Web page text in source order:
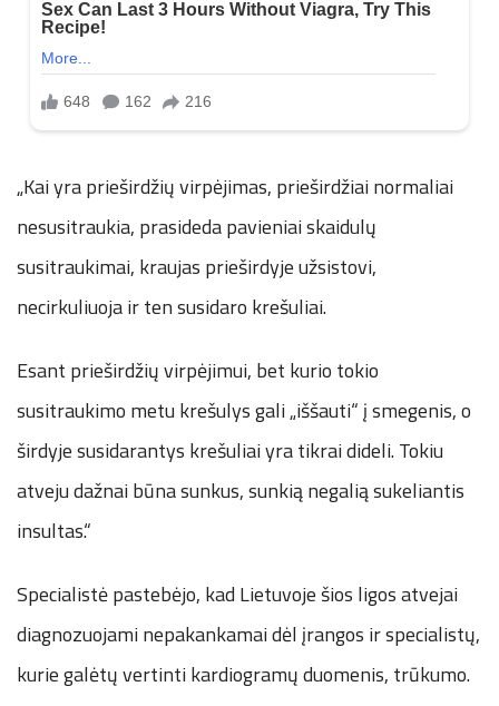
„Kai yra prieširdžių virpėjimas, prieširdžiai normaliai
nesusitraukia, prasideda pavieniai skaidulų
susitraukimai, kraujas prieširdyje užsistovi,
necirkuliuoja ir ten susidaro krešuliai.
Esant prieširdžių virpėjimui, bet kurio tokio
susitraukimo metu krešulys gali „iššauti“ į smegenis, o
širdyje susidarantys krešuliai yra tikrai dideli. Tokiu
atveju dažnai būna sunkus, sunkią negalią sukeliantis
insultas.“
Specialistė pastebėjo, kad Lietuvoje šios ligos atvejai
diagnozuojami nepakankamai dėl įrangos ir specialistų,
kurie galėtų vertinti kardiogramų duomenis, trūkumo.